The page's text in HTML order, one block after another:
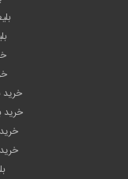
خرید
خرید